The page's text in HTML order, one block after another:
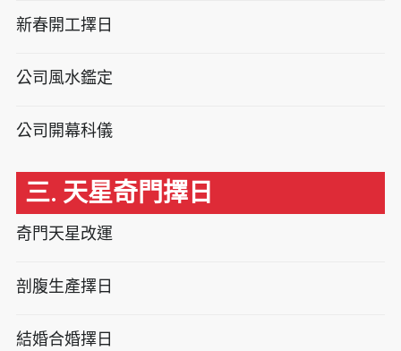
新春開工擇日
公司風水鑑定
公司開幕科儀
三. 天星奇門擇日
奇門天星改運
剖腹生產擇日
結婚合婚擇日